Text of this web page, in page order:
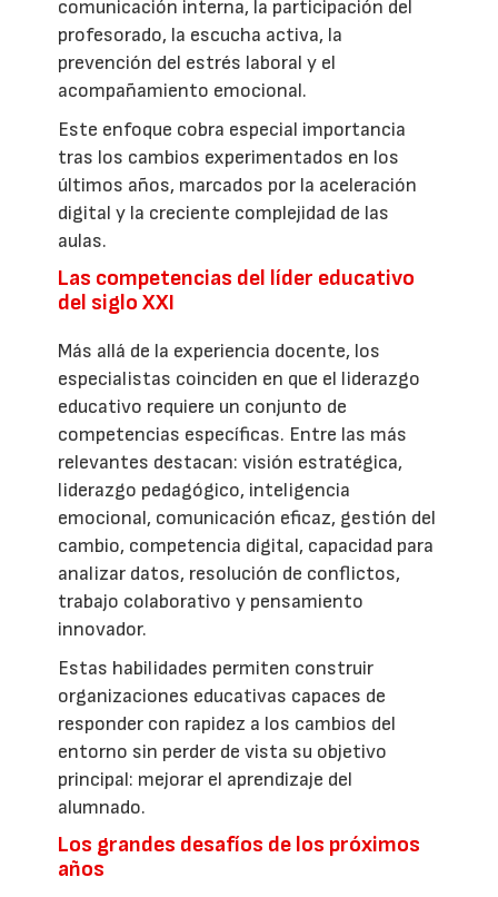
comunicación interna, la participación del
profesorado, la escucha activa, la
prevención del estrés laboral y el
acompañamiento emocional.
Este enfoque cobra especial importancia
tras los cambios experimentados en los
últimos años, marcados por la aceleración
digital y la creciente complejidad de las
aulas.
Las competencias del líder educativo
del siglo XXI
Más allá de la experiencia docente, los
especialistas coinciden en que el liderazgo
educativo requiere un conjunto de
competencias específicas. Entre las más
relevantes destacan: visión estratégica,
liderazgo pedagógico, inteligencia
emocional, comunicación eficaz, gestión del
cambio, competencia digital, capacidad para
analizar datos, resolución de conflictos,
trabajo colaborativo y pensamiento
innovador.
Estas habilidades permiten construir
organizaciones educativas capaces de
responder con rapidez a los cambios del
entorno sin perder de vista su objetivo
principal: mejorar el aprendizaje del
alumnado.
Los grandes desafíos de los próximos
años